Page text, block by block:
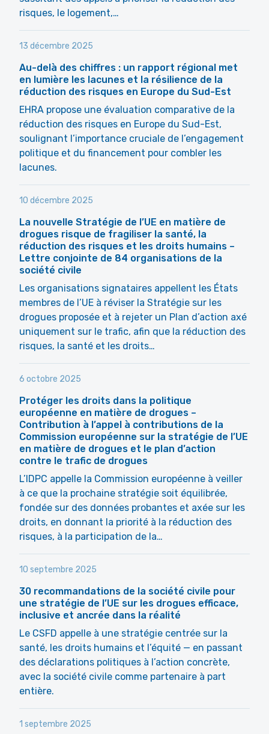
risques, le logement,…
13 décembre 2025
Au-delà des chiffres : un rapport régional met
en lumière les lacunes et la résilience de la
réduction des risques en Europe du Sud-Est
EHRA propose une évaluation comparative de la
réduction des risques en Europe du Sud-Est,
soulignant l’importance cruciale de l’engagement
politique et du financement pour combler les
lacunes.
10 décembre 2025
La nouvelle Stratégie de l’UE en matière de
drogues risque de fragiliser la santé, la
réduction des risques et les droits humains –
Lettre conjointe de 84 organisations de la
société civile
Les organisations signataires appellent les États
membres de l’UE à réviser la Stratégie sur les
drogues proposée et à rejeter un Plan d’action axé
uniquement sur le trafic, afin que la réduction des
risques, la santé et les droits…
6 octobre 2025
Protéger les droits dans la politique
européenne en matière de drogues –
Contribution à l’appel à contributions de la
Commission européenne sur la stratégie de l’UE
en matière de drogues et le plan d’action
contre le trafic de drogues
L’IDPC appelle la Commission européenne à veiller
à ce que la prochaine stratégie soit équilibrée,
fondée sur des données probantes et axée sur les
droits, en donnant la priorité à la réduction des
risques, à la participation de la…
10 septembre 2025
30 recommandations de la société civile pour
une stratégie de l’UE sur les drogues efficace,
inclusive et ancrée dans la réalité
Le CSFD appelle à une stratégie centrée sur la
santé, les droits humains et l’équité — en passant
des déclarations politiques à l’action concrète,
avec la société civile comme partenaire à part
entière.
1 septembre 2025